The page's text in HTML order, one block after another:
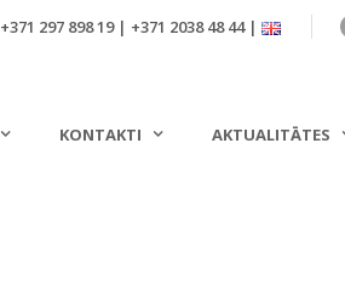
+371 297 898 19 | +371 2038 48 44 |
KONTAKTI AKTUALITĀTES